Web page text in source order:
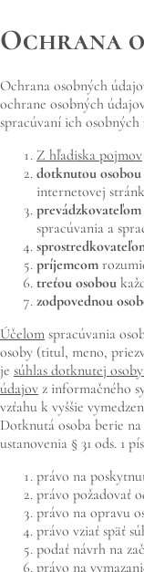
Ochrana
Ochrana osobných
ochrane osobných
spracúvaní ich
Z hľadiska pojmov
dotknutou osobou
internetovej
prevádzkovateľom
spracúvania a
príjemcom
treťou osobou
zodpovednou
Účelom spracúvania
osoby (titul, meno,
je súhlas dotknutej
údajov z informačného
vzťahu k vyššie
Dotknutá osoba berie
ustanovenia § 31 ods. 1
právo na
právo požadovať
právo na opravu
právo vziať späť
podať návrh na
právo na